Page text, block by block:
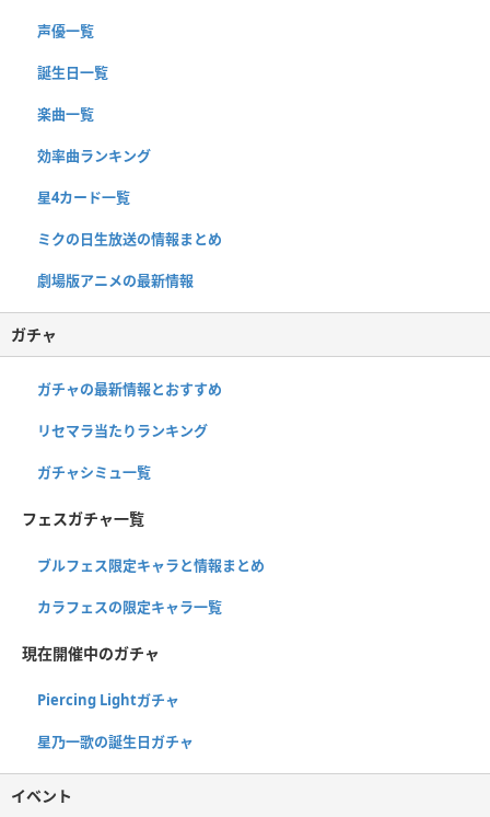
声優一覧
誕生日一覧
楽曲一覧
効率曲ランキング
星4カード一覧
ミクの日生放送の情報まとめ
劇場版アニメの最新情報
ガチャ
ガチャの最新情報とおすすめ
リセマラ当たりランキング
ガチャシミュ一覧
フェスガチャ一覧
ブルフェス限定キャラと情報まとめ
カラフェスの限定キャラ一覧
現在開催中のガチャ
Piercing Lightガチャ
星乃一歌の誕生日ガチャ
イベント